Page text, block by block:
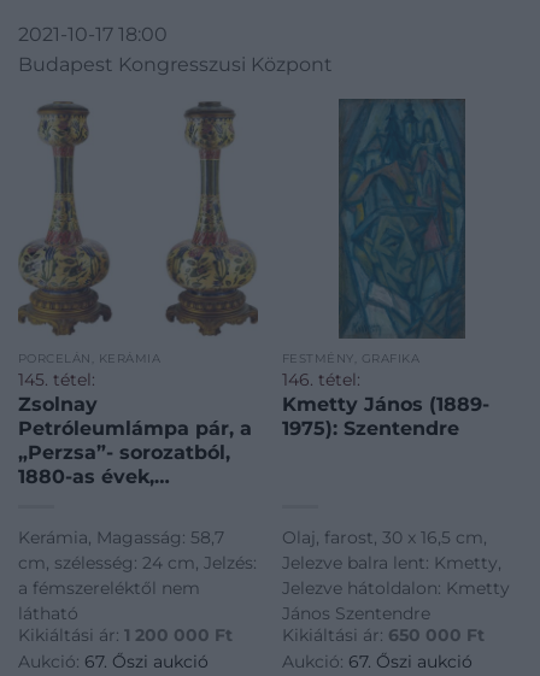
2021-10-17 18:00
Budapest Kongresszusi Központ
PORCELÁN, KERÁMIA
145. tétel:
Zsolnay
Petróleumlámpa pár, a
„Perzsa”- sorozatból,
1880-as évek,
Kerámia, Magasság: 58,7
cm, szélesség: 24 cm, Jelzés:
a fémszereléktől nem
látható
Kikiáltási ár: 1 200 000 Ft
Aukció: 67. Őszi aukció
FESTMÉNY, GRAFIKA
146. tétel:
Kmetty János (1889-
1975): Szentendre
Olaj, farost, 30 x 16,5 cm,
Jelezve balra lent: Kmetty,
Jelezve hátoldalon: Kmetty
János Szentendre
Kikiáltási ár: 650 000 Ft
Aukció: 67. Őszi aukció